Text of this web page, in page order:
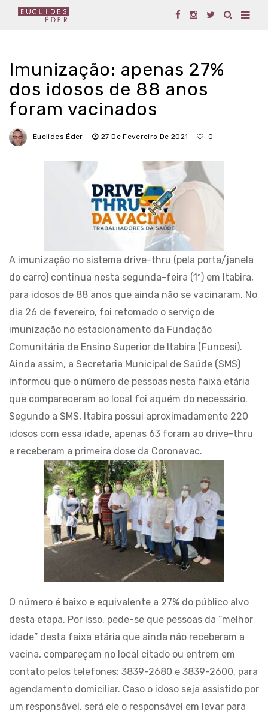
Imunização: apenas 27%
dos idosos de 88 anos
foram vacinados
Euclides Éder 27 De Fevereiro De 2021 0
A imunização no sistema drive-thru (pela porta/janela
do carro) continua nesta segunda-feira (1º) em Itabira,
para idosos de 88 anos que ainda não se vacinaram. No
dia 26 de fevereiro, foi retomado o serviço de
imunização no estacionamento da Fundação
Comunitária de Ensino Superior de Itabira (Funcesi).
Ainda assim, a Secretaria Municipal de Saúde (SMS)
informou que o número de pessoas nesta faixa etária
que compareceram ao local foi aquém do necessário.
Segundo a SMS, Itabira possui aproximadamente 220
idosos com essa idade, apenas 63 foram ao drive-thru
e receberam a primeira dose da Coronavac.
O número é baixo e equivalente a 27% do público alvo
desta etapa. Por isso, pede-se que pessoas da “melhor
idade” desta faixa etária que ainda não receberam a
vacina, compareçam no local citado ou entrem em
contato pelos telefones: 3839-2680 e 3839-2600, para
agendamento domiciliar. Caso o idoso seja assistido por
um responsável, será ele o responsável em levar para